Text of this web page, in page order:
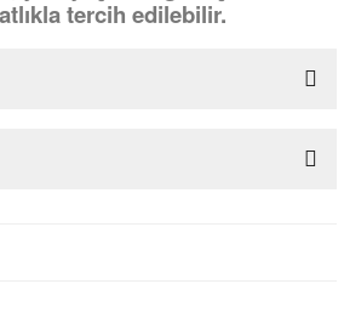
tercih edilebilir.
ilk yorumu siz yapın!